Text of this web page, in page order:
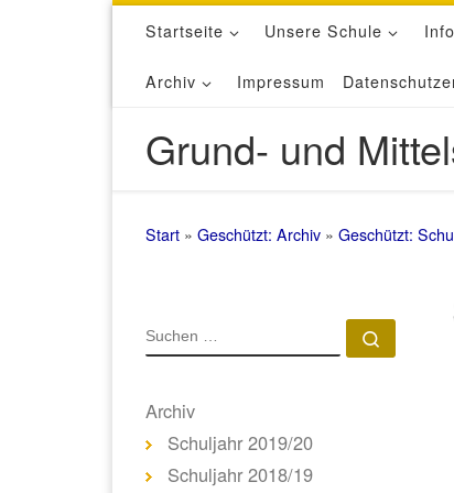
Zum Inhalt springenStartseite Unsere Schule
Archiv Impressum
Grund- und
Start » Geschützt: Archiv » Geschützt:
SUCHE
Archiv
Schuljahr 2019/20
Schuljahr 2018/19